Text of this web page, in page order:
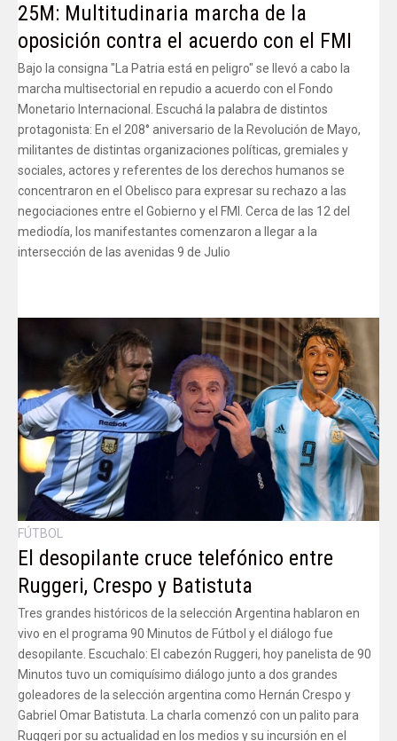
25M: Multitudinaria marcha de la
oposición contra el acuerdo con el FMI
Bajo la consigna "La Patria está en peligro" se llevó a cabo la
marcha multisectorial en repudio a acuerdo con el Fondo
Monetario Internacional. Escuchá la palabra de distintos
protagonista: En el 208° aniversario de la Revolución de Mayo,
militantes de distintas organizaciones políticas, gremiales y
sociales, actores y referentes de los derechos humanos se
concentraron en el Obelisco para expresar su rechazo a las
negociaciones entre el Gobierno y el FMI. Cerca de las 12 del
mediodía, los manifestantes comenzaron a llegar a la
intersección de las avenidas 9 de Julio
FÚTBOL
El desopilante cruce telefónico entre
Ruggeri, Crespo y Batistuta
Tres grandes históricos de la selección Argentina hablaron en
vivo en el programa 90 Minutos de Fútbol y el diálogo fue
desopilante. Escuchalo: El cabezón Ruggeri, hoy panelista de 90
Minutos tuvo un comiquísimo diálogo junto a dos grandes
goleadores de la selección argentina como Hernán Crespo y
Gabriel Omar Batistuta. La charla comenzó con un palito para
Ruggeri por su actualidad en los medios y su incursión en el